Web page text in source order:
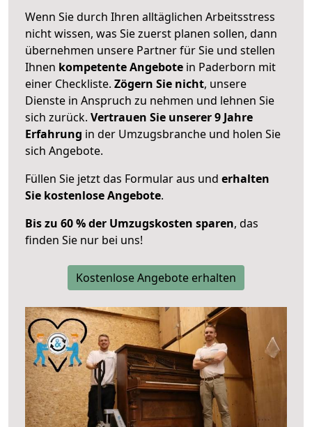
Wenn Sie durch Ihren alltäglichen Arbeitsstress
nicht wissen, was Sie zuerst planen sollen, dann
übernehmen unsere Partner für Sie und stellen
Ihnen kompetente Angebote in Paderborn mit
einer Checkliste. Zögern Sie nicht, unsere
Dienste in Anspruch zu nehmen und lehnen Sie
sich zurück. Vertrauen Sie unserer 9 Jahre
Erfahrung in der Umzugsbranche und holen Sie
sich Angebote.
Füllen Sie jetzt das Formular aus und erhalten
Sie kostenlose Angebote.
Bis zu 60 % der Umzugskosten sparen, das
finden Sie nur bei uns!
Kostenlose Angebote erhalten